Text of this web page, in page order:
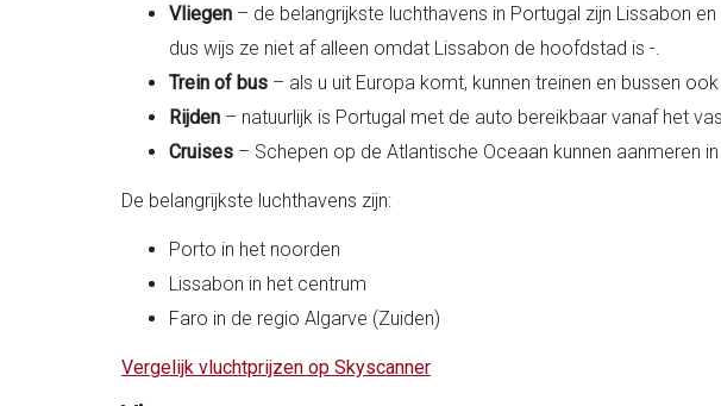
Vliegen – de belangrijkste luchthavens in Portugal zijn Lissabon
dus wijs ze niet af alleen omdat Lissabon de hoofdstad is -.
Trein of bus – als u uit Europa komt, kunnen treinen en bussen
Rijden – natuurlijk is Portugal met de auto bereikbaar vanaf het
Cruises – Schepen op de Atlantische Oceaan kunnen aanmeren
De belangrijkste luchthavens zijn:
Porto in het noorden
Lissabon in het centrum
Faro in de regio Algarve (Zuiden)
Vergelijk vluchtprijzen op Skyscanner